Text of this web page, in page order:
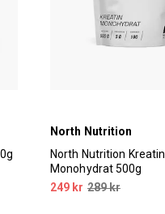
North Nutrition
North Nutrition Kreatin
Monohydrat 500g
249 kr 289 kr